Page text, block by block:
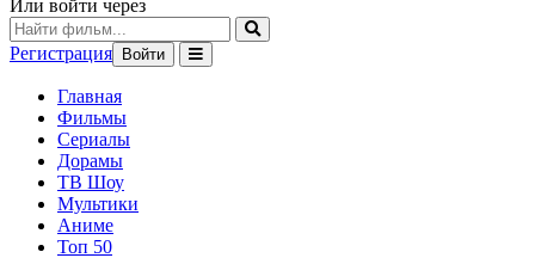
Или войти через
Регистрация Войти
Главная
Фильмы
Сериалы
Дорамы
ТВ Шоу
Мультики
Аниме
Топ 50